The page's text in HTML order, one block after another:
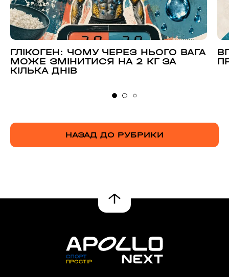
ГЛІКОГЕН: ЧОМУ ЧЕРЕЗ НЬОГО ВАГА
МОЖЕ ЗМІНИТИСЯ НА 2 КГ ЗА
КІЛЬКА ДНІВ
НАЗАД ДО РУБРИКИ